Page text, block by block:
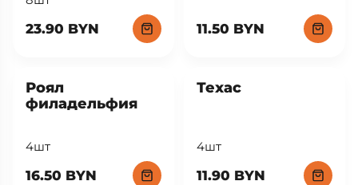
23.90 BYN 11.50 BYN
Роял
филадельфия
4шт
16.50 BYN
Техас
4шт
11.90 BYN